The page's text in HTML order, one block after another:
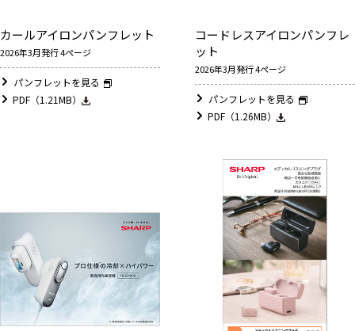
カールアイロンパンフレット
2026年3月発行 4ページ
パンフレットを見る
PDF（1.21MB）
コードレスアイロンパンフレ
ット
2026年3月発行 4ページ
パンフレットを見る
PDF（1.26MB）